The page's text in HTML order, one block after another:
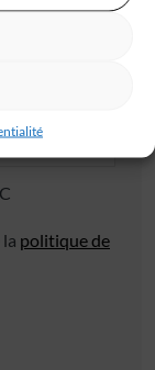
politique de